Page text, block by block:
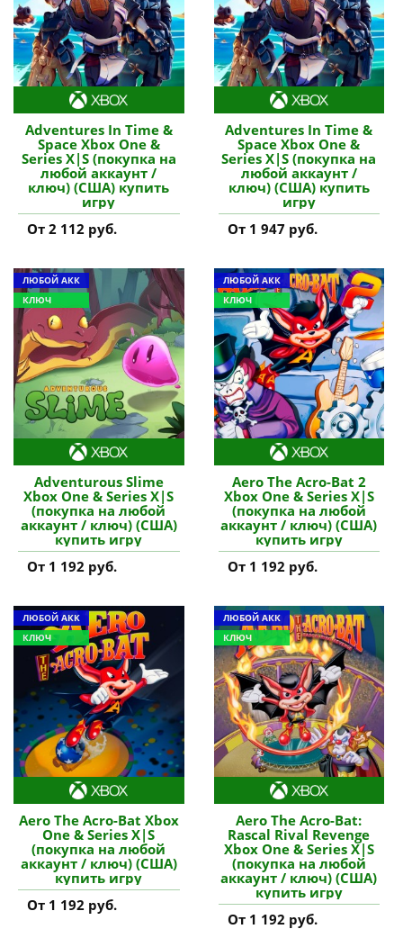
Adventures In Time &
Space Xbox One &
Series X|S (покупка на
любой аккаунт /
ключ) (США) купить
игру
От 2 112 руб.
Adventures In Time &
Space Xbox One &
Series X|S (покупка на
любой аккаунт /
ключ) (США) купить
игру
От 1 947 руб.
ЛЮБОЙ АКК
КЛЮЧ
Adventurous Slime
Xbox One & Series X|S
(покупка на любой
аккаунт / ключ) (США)
купить игру
От 1 192 руб.
ЛЮБОЙ АКК
КЛЮЧ
Aero The Acro-Bat 2
Xbox One & Series X|S
(покупка на любой
аккаунт / ключ) (США)
купить игру
От 1 192 руб.
ЛЮБОЙ АКК
КЛЮЧ
Aero The Acro-Bat Xbox
One & Series X|S
(покупка на любой
аккаунт / ключ) (США)
купить игру
От 1 192 руб.
ЛЮБОЙ АКК
КЛЮЧ
Aero The Acro-Bat:
Rascal Rival Revenge
Xbox One & Series X|S
(покупка на любой
аккаунт / ключ) (США)
купить игру
От 1 192 руб.